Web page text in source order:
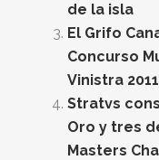
de la isla
El Grifo
Concurso
Vinistra
Stratvs
Oro y tres
Masters